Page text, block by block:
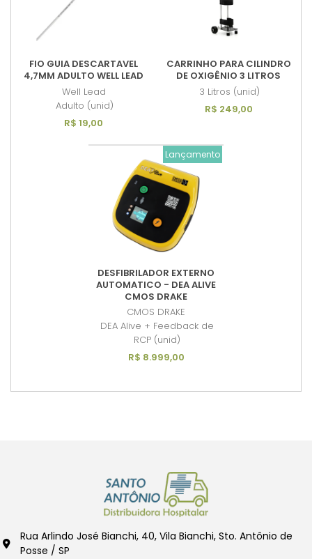
FIO GUIA DESCARTAVEL
4,7MM ADULTO WELL LEAD
Well Lead
Adulto (unid)
R$ 19,00
CARRINHO PARA CILINDRO
DE OXIGÊNIO 3 LITROS
3 Litros (unid)
R$ 249,00
Lançamento
DESFIBRILADOR EXTERNO
AUTOMATICO - DEA ALIVE
CMOS DRAKE
CMOS DRAKE
DEA Alive + Feedback de
RCP (unid)
R$ 8.999,00
Rua Arlindo José Bianchi, 40, Vila Bianchi, Sto. Antônio de
Posse / SP